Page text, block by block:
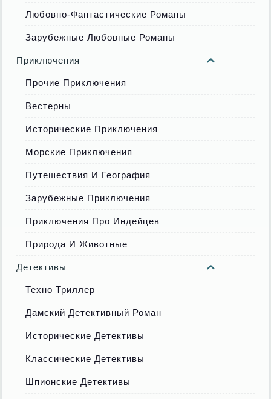
Любовно-Фантастические Романы
Зарубежные Любовные Романы
Приключения
Прочие Приключения
Вестерны
Исторические Приключения
Морские Приключения
Путешествия И География
Зарубежные Приключения
Приключения Про Индейцев
Природа И Животные
Детективы
Техно Триллер
Дамский Детективный Роман
Исторические Детективы
Классические Детективы
Шпионские Детективы